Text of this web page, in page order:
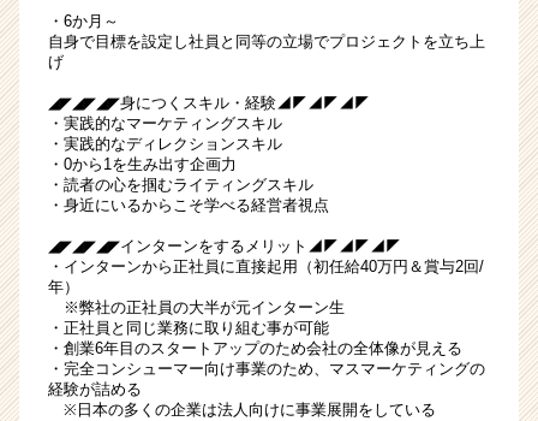
・6か月～
自身で目標を設定し社員と同等の立場でプロジェクトを立ち上
げ
◢◤◢◤◢◤身につくスキル・経験◢◤◢◤◢◤
・実践的なマーケティングスキル
・実践的なディレクションスキル
・0から1を生み出す企画力
・読者の心を掴むライティングスキル
・身近にいるからこそ学べる経営者視点
◢◤◢◤◢◤インターンをするメリット◢◤◢◤◢◤
・インターンから正社員に直接起用（初任給40万円＆賞与2回/
年）
※弊社の正社員の大半が元インターン生
・正社員と同じ業務に取り組む事が可能
・創業6年目のスタートアップのため会社の全体像が見える
・完全コンシューマー向け事業のため、マスマーケティングの
経験が詰める
※日本の多くの企業は法人向けに事業展開をしている